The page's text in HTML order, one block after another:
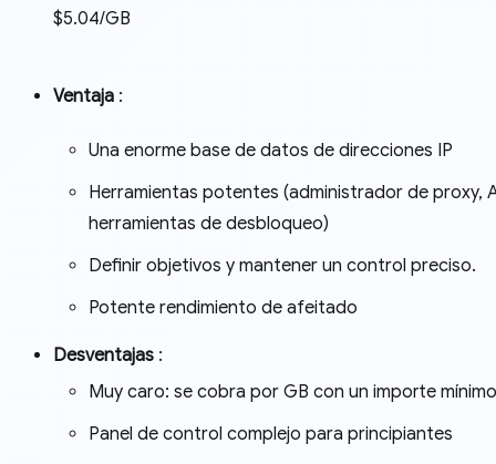
$5.04/GB
Ventaja :
Una enorme base de datos de direcciones IP
Herramientas potentes (administrador de proxy,
herramientas de desbloqueo)
Definir objetivos y mantener un control preciso.
Potente rendimiento de afeitado
Desventajas :
Muy caro: se cobra por GB con un importe
Panel de control complejo para principiantes